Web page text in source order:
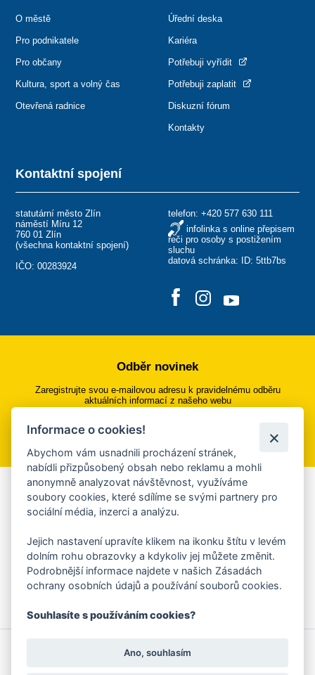
Kontaktní spojení
statutární město Zlín
náměstí Míru 12
760 01 Zlín
(všechna kontaktní spojení)
IČO: 00283924
telefon: +420 577 630 111
infolinka s online přepisem
řeči pro osoby s postižením
sluchu
datová schránka: ID: 5ttb7bs
O městě
Pro podnikatele
Pro občany
Kultura, sport a volný čas
Otevřená radnice
Úřední deska
Kariéra
Potřebuji vyřídit
Potřebuji zaplatit
Diskuzní fórum
Kontakty
Odběr novinek
Zaregistrujte svou e-mailovou adresu k pravidelnému odběru
aktuálních informací z našeho webu
Přihlásit se k odběru
Aplikace Mobilní rozhlas
Chcete dostávat do svého mobilu či mailu upozornění na
ankety, pozvánky na kulturní a sportovní akce?
Více informací o aplikaci
Ochrana osobních údajů
Informace o cookies!
Abychom vám usnadnili procházení stránek,
nabídli přizpůsobený obsah nebo reklamu a mohli
anonymně analyzovat návštěvnost, využíváme
soubory cookies, které sdílíme se svými partnery pro
sociální média, inzerci a analýzu.
Jejich nastavení upravíte klikem na ikonku štítu v levém
dolním rohu obrazovky a kdykoliv jej můžete změnit.
Podrobnější informace najdete v našich Zásadách
ochrany osobních údajů a používání souborů cookies.
Souhlasíte s používáním cookies?
Ano, souhlasím